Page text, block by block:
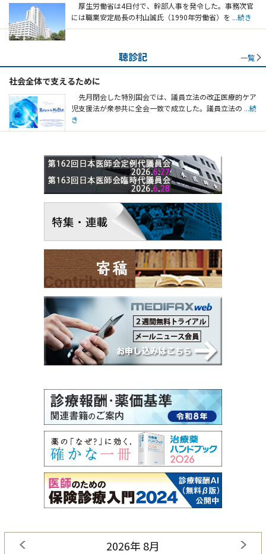
厚生労働省は4日付で、幹部人事を発令した。事務次官
には職業安定局長の村山誠氏（1990年労働省）を ...続き
聴診記 一覧
社会全体で支えるために
先月閉会した特別国会では、議員立法の改正医療的ケア
児支援法が衆参共に全会一致で成立した。議員立法の ...続
き
2026年 8月